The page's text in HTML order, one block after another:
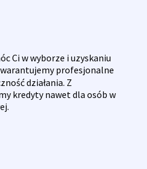
Ci w wyborze i uzyskaniu
profesjonalne
działania. Z
kredyty nawet dla osób w